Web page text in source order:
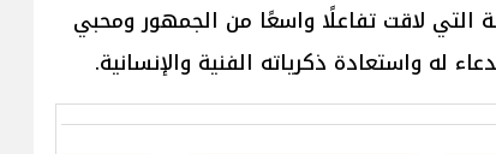
لاقت تفاعلًا واسعًا من الجمهور ومحبي
له واستعادة ذكرياته الفنية والإنسانية.